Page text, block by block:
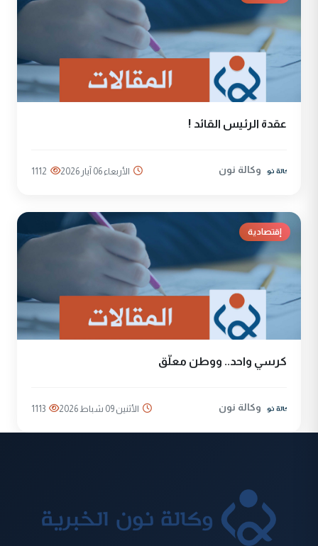
عقدة الرئيس القائد !
وكالة نون الأربعاء 06 آيار 2026 1112
إقتصادية
كرسي واحد.. ووطن معلّق
وكالة نون الأثنين 09 شباط 2026 1113